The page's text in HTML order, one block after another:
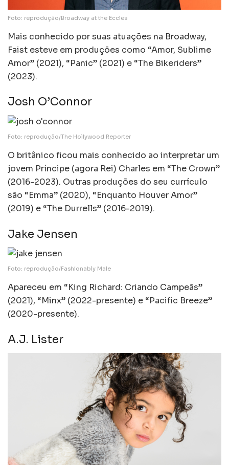
Foto: reprodução/Broadway at the Eccles
Mais conhecido por suas atuações na Broadway,
Faist esteve em produções como “Amor, Sublime
Amor” (2021), “Panic” (2021) e “The Bikeriders”
(2023).
Josh O’Connor
Foto: reprodução/The Hollywood Reporter
O britânico ficou mais conhecido ao interpretar um
jovem Príncipe (agora Rei) Charles em “The Crown”
(2016-2023). Outras produções do seu currículo
são “Emma” (2020), “Enquanto Houver Amor”
(2019) e “The Durrells” (2016-2019).
Jake Jensen
Foto: reprodução/Fashionably Male
Apareceu em “King Richard: Criando Campeãs”
(2021), “Minx” (2022-presente) e “Pacific Breeze”
(2020-presente).
A.J. Lister